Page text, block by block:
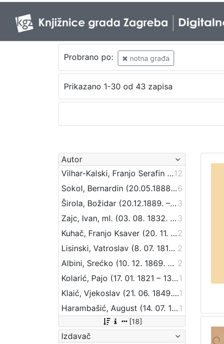
Probrano po: notna građa
Prikazano 1-30 od 43 zapisa
Autor
Vilhar-Kalski, Franjo Serafin (5. 1. 1852. – 4. 3. 1928.)12
Sokol, Bernardin (20.05.1888 – 24.09.1944)6
Širola, Božidar (20.12.1889. – 10.04.1956.) 3
Zajc, Ivan, ml. (03. 08. 1832. – 16. 12. 1914.) 3
Kuhač, Franjo Ksaver (20. 11. 1834. – 18.06.1911.)2
Lisinski, Vatroslav (8. 07. 1819. – 31. 05. 1854.) 2
Albini, Srećko (10. 12. 1869. – 18. 04. 1933.) 2
Kolarić, Pajo (17. 01. 1821 – 13. 11. 1876) 1
Klaić, Vjekoslav (21. 06. 1849. – 01. 07. 1928.)1
Harambašić, August (14. 07. 1861. – 16. 07. 1911.) 1
[18]
Izdavač